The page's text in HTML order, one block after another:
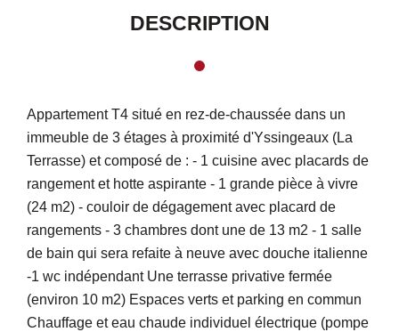
DESCRIPTION
Appartement T4 situé en rez-de-chaussée dans un
immeuble de 3 étages à proximité d'Yssingeaux (La
Terrasse) et composé de : - 1 cuisine avec placards de
rangement et hotte aspirante - 1 grande pièce à vivre
(24 m2) - couloir de dégagement avec placard de
rangements - 3 chambres dont une de 13 m2 - 1 salle
de bain qui sera refaite à neuve avec douche italienne
-1 wc indépendant Une terrasse privative fermée
(environ 10 m2) Espaces verts et parking en commun
Chauffage et eau chaude individuel électrique (pompe